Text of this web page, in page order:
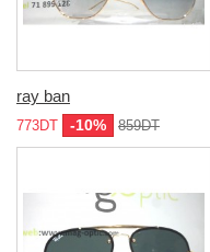
ray ban
773DT -10% 859DT